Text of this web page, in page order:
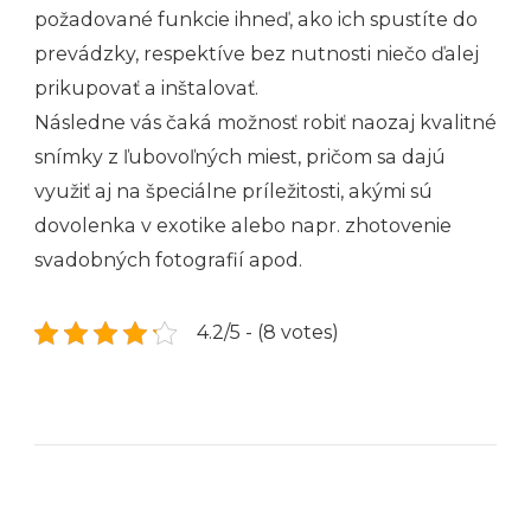
požadované funkcie ihneď, ako ich spustíte do
prevádzky, respektíve bez nutnosti niečo ďalej
prikupovať a inštalovať.
Následne vás čaká možnosť robiť naozaj kvalitné
snímky z ľubovoľných miest, pričom sa dajú
využiť aj na špeciálne príležitosti, akými sú
dovolenka v exotike alebo napr. zhotovenie
svadobných fotografií apod.
4.2/5 - (8 votes)